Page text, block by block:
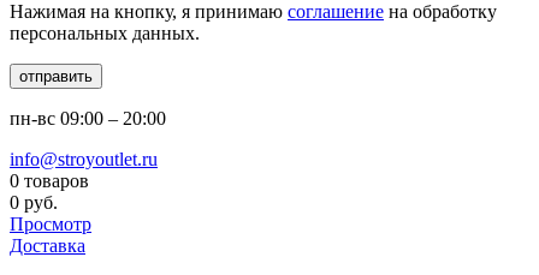
Нажимая на кнопку, я принимаю соглашение на обработку
персональных данных.
отправить
пн-вс 09:00 – 20:00
info@stroyoutlet.ru
0 товаров
0 руб.
Просмотр
Доставка